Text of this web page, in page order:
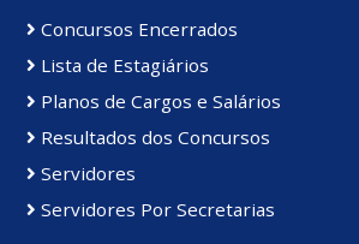
Concursos Encerrados
Lista de Estagiários
Planos de Cargos e Salários
Resultados dos Concursos
Servidores
Servidores Por Secretarias